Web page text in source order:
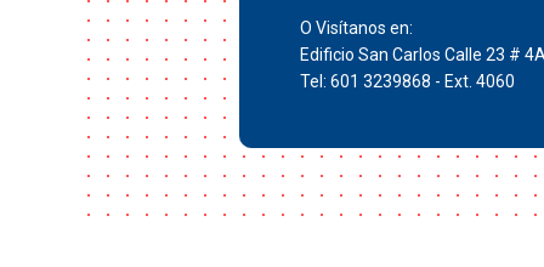
O Visítanos en:
Edificio San Carlos Calle 23 #
Tel: 601 3239868 - Ext. 4060